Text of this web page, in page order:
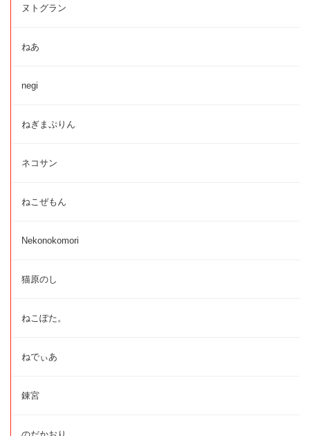
ヌトグラン
ねあ
negi
ねぎまぷりん
ネコサン
ねこぜもん
Nekonokomori
猫原のし
ねこぽた。
ねでぃあ
錬宮